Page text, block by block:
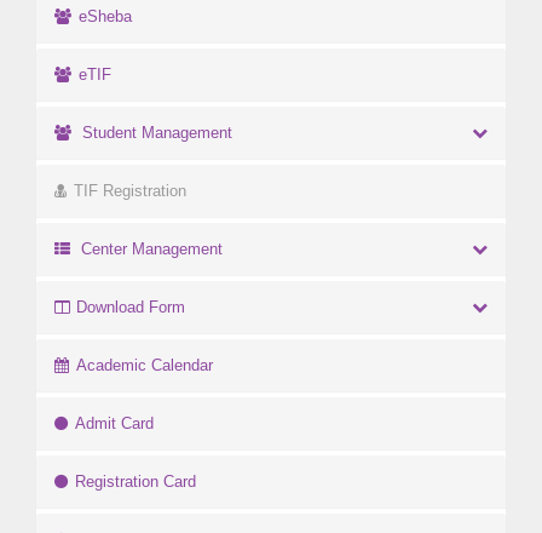
eSheba
eTIF
Student Management
TIF Registration
Center Management
Download Form
Academic Calendar
Admit Card
Registration Card